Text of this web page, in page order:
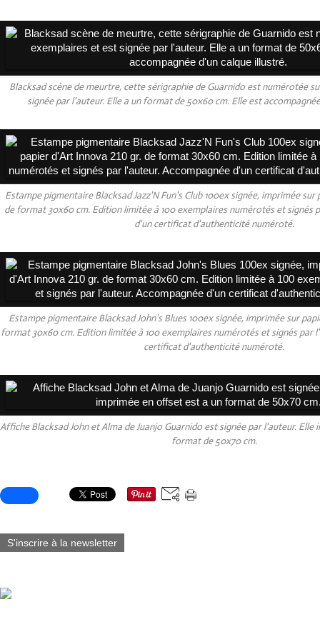
Blacksad scène de meurtre, cette sérigraphie de Guarnido est numérotée
signée par l'auteur. Elle a un format de 50x60 cm. Elle est
Estampe pigmentaire Blacksad Jazz'N Fun's Club 100ex signée, imprimée
de format 30x60 cm. Edition limitée à 100 exemplaires numérotés et signés
d'un certificat d'authenticité numéroté.
Estampe pigmentaire Blacksad John's Blues 100ex signée, imprimée sur
format 30x60 cm. Edition limitée à 100 exemplaires numérotés et signés par
certificat d'authenticité numéroté.
Affiche Blacksad John et Alma de Juanjo Guarnido est signée par l'auteur.
format de 50x70 cm.
S'inscrire à la newsletter